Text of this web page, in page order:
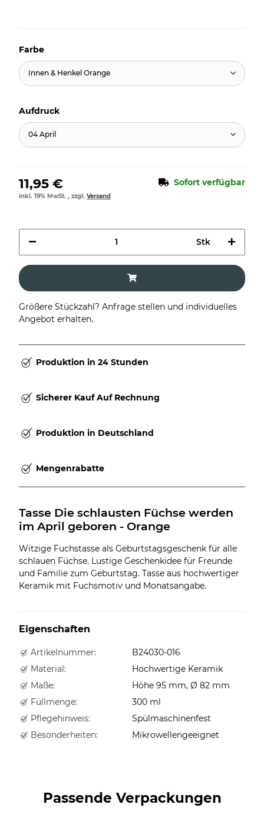
Farbe
Innen & Henkel Orange
Aufdruck
04 April
11,95 € Sofort verfügbar
inkl. 19% MwSt. , zzgl. Versand
Stk
Größere Stückzahl? Anfrage stellen und individuelles
Angebot erhalten.
Produktion in 24 Stunden
Sicherer Kauf Auf Rechnung
Produktion in Deutschland
Mengenrabatte
Tasse Die schlausten Füchse werden
im April geboren - Orange
Witzige Fuchstasse als Geburtstagsgeschenk für alle
schlauen Füchse. Lustige Geschenkidee für Freunde
und Familie zum Geburtstag. Tasse aus hochwertiger
Keramik mit Fuchsmotiv und Monatsangabe.
Eigenschaften
Artikelnummer:
B24030-016
Material:
Hochwertige Keramik
Maße:
Höhe 95 mm, Ø 82 mm
Füllmenge:
300 ml
Pflegehinweis:
Spülmaschinenfest
Besonderheiten:
Mikrowellengeeignet
Passende Verpackungen